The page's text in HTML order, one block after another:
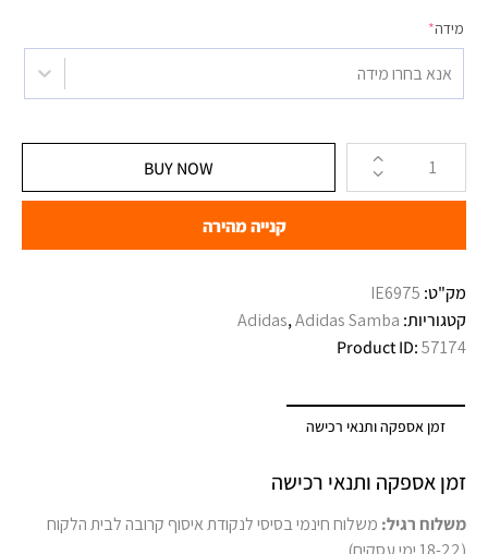
מידה*
אנא בחרו מידה
BUY NOW
קנייה מהירה
מק"ט:
קטגוריות:
Adidas,Adidas Samba
Product ID:57174
זמן אספקה ותנאי רכישה
זמן אספקה ותנאי רכישה
משלוח רגיל: משלוח חינמי בסיסי לנקודת איסוף קרובה לבית הלקוח